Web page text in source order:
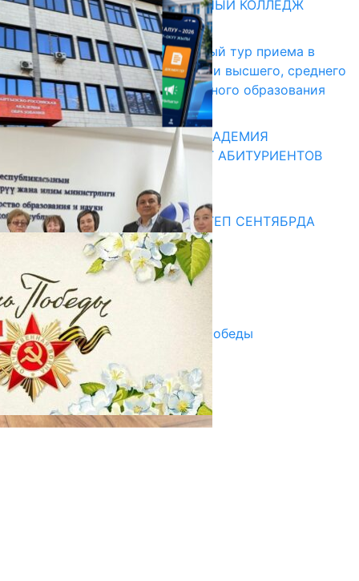
БИШКЕКСКИЙ УНИВЕРСАЛЬНЫЙ КОЛЛЕДЖ
17.07.2026
В Кыргызстане начался первый тур приема в
образовательные организации высшего, среднего
и начального профессионального образования
13.07.2026
КЫРГЫЗКО-РОССИЙСКАЯ АКАДЕМИЯ
ОБРАЗОВАНИЯ ПРИГЛАШАЕТ АБИТУРИЕНТОВ
10.07.2026
Медиа
СУЗАКТА 750 ОРУНДУУ МЕКТЕП СЕНТЯБРДА
ПАЙДАЛАНУУГА БЕРИЛЕТ
07.08.2025
Улуу Жеңиштин жандуу сөзү
29.04.2025
Награды в преддверии Дня Победы
29.04.2025